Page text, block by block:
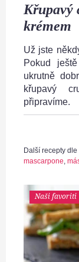
Křupavý
krémem
Už jste
Pokud
ukrutně
křupavý
připravíme.
Další recepty
mascarpone,
Naši favoriti